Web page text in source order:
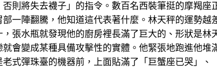
則將失去襪子」的指令。數百名西裝筆挺的摩羯
一陣翻騰，他知道這代表著什麼。林天秤的運勢
張水瓶就發現他的廚房裡長滿了巨大的、形狀是
會變成某種具備攻擊性的實體。他緊張地跑進他
式彈珠臺的機器前，上面貼滿了「巨蟹座已哭」、